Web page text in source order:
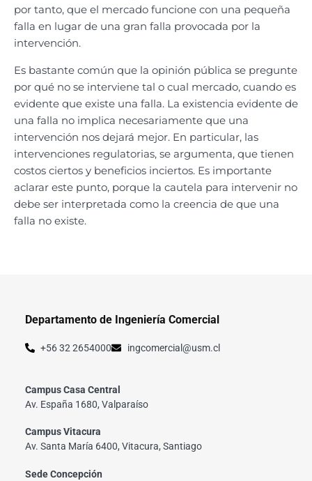
por tanto, que el mercado funcione con una pequeña
falla en lugar de una gran falla provocada por la
intervención.
Es bastante común que la opinión pública se pregunte
por qué no se interviene tal o cual mercado, cuando es
evidente que existe una falla. La existencia evidente de
una falla no implica necesariamente que una
intervención nos dejará mejor. En particular, las
intervenciones regulatorias, se argumenta, que tienen
costos ciertos y beneficios inciertos. Es importante
aclarar este punto, porque la cautela para intervenir no
debe ser interpretada como la creencia de que una
falla no existe.
Departamento de Ingeniería Comercial
+56 32 2654000 ingcomercial@usm.cl
Campus Casa Central
Av. España 1680, Valparaíso
Campus Vitacura
Av. Santa María 6400, Vitacura, Santiago
Sede Concepción